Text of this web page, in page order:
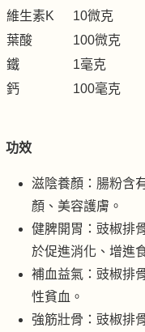
維生素K
10微克
葉酸
100微克
鐵
1毫克
鈣
100毫克
功效
滋陰養顏：腸粉含
顏、美容護膚。
健脾開胃：豉椒排
於促進消化、增進
補血益氣：豉椒排
性貧血。
強筋壯骨：豉椒排